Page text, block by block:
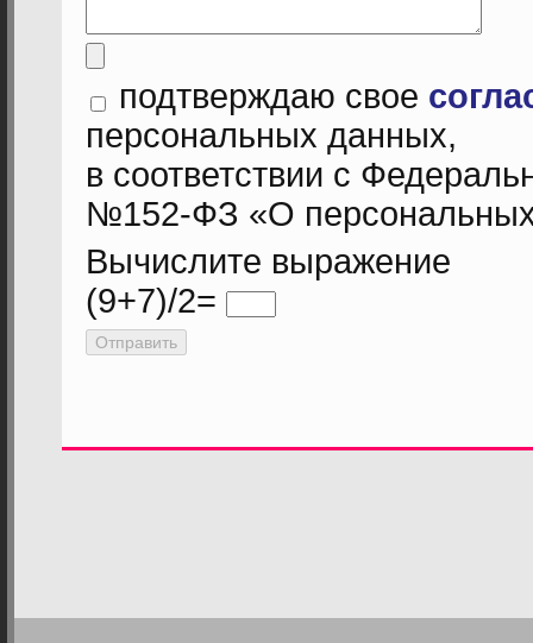
подтверждаю свое
персональных данных,
в соответствии с
№152-ФЗ «О
Вычислите выражение
(9+7)/2=